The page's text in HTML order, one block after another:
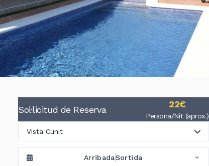
Sol·licitud de Reserva 22€
Persona/Nit (aprox.)
Vista Cunit
ArribadaSortida